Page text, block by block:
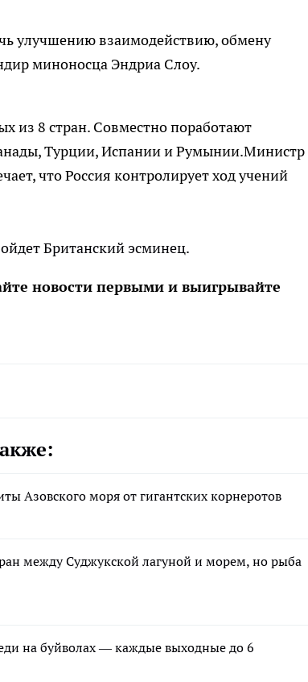
улучшению взаимодействию, обмену
миноносца Эндриа Слоу.
из 8 стран. Совместно поработают
Турции, Испании и Румынии.Министр
что Россия контролирует ход учений
Британский эсминец.
новости первыми и выигрывайте
Азовского моря от гигантских корнеротов
между Суджукской лагуной и морем, но рыба
на буйволах — каждые выходные до 6